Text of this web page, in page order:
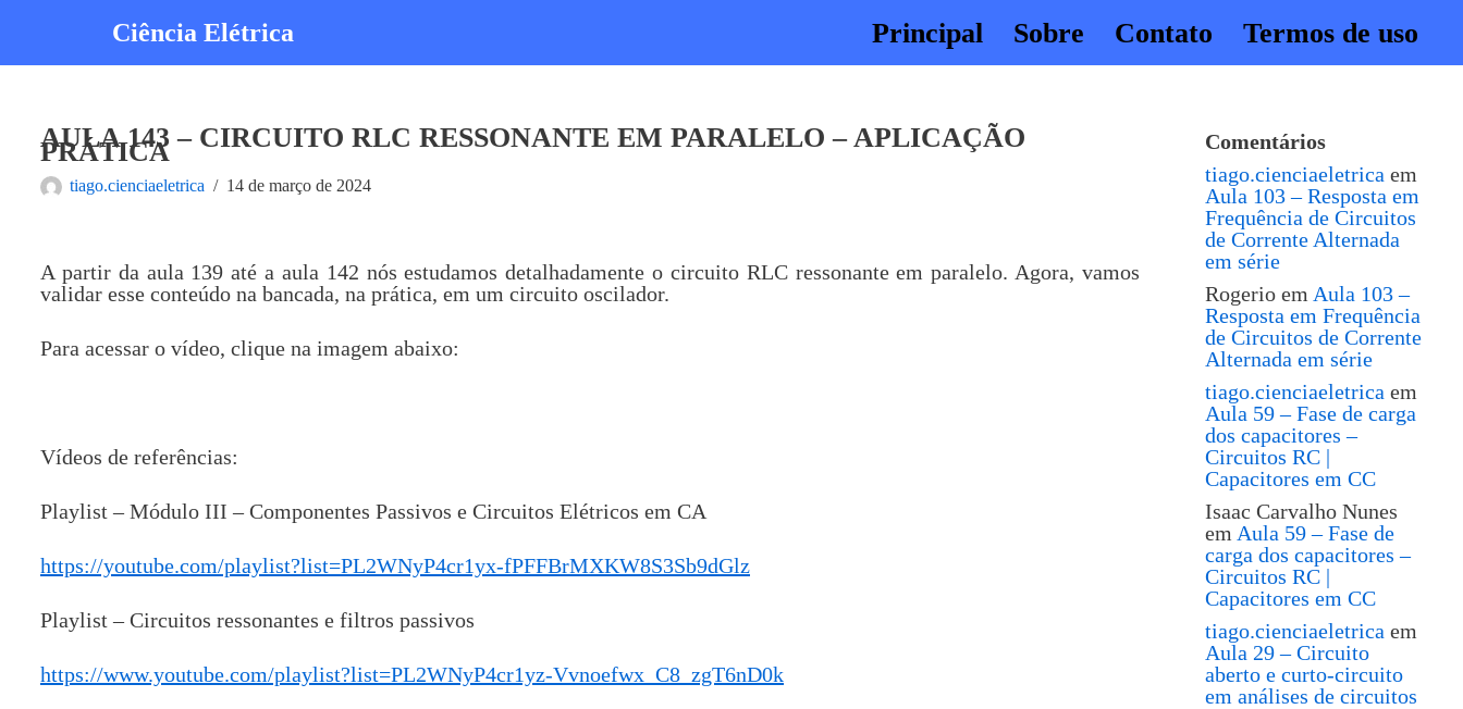
Ciência Elétrica Principal Sobre Contato Termos de uso
AULA 143 – CIRCUITO RLC RESSONANTE EM PARALELO – APLICAÇÃO
PRÁTICA
tiago.cienciaeletrica 14 de março de 2024
A partir da aula 139 até a aula 142 nós estudamos detalhadamente o circuito RLC ressonante em paralelo. Agora, vamos
validar esse conteúdo na bancada, na prática, em um circuito oscilador.
Para acessar o vídeo, clique na imagem abaixo:
Vídeos de referências:
Playlist – Módulo III – Componentes Passivos e Circuitos Elétricos em CA
https://youtube.com/playlist?list=PL2WNyP4cr1yx-fPFFBrMXKW8S3Sb9dGlz
Playlist – Circuitos ressonantes e filtros passivos
https://www.youtube.com/playlist?list=PL2WNyP4cr1yz-Vvnoefwx_C8_zgT6nD0k
Comentários
tiago.cienciaeletrica em
Aula 103 – Resposta em
Frequência de Circuitos
de Corrente Alternada
em série
Rogerio em Aula 103 –
Resposta em Frequência
de Circuitos de Corrente
Alternada em série
tiago.cienciaeletrica em
Aula 59 – Fase de carga
dos capacitores –
Circuitos RC |
Capacitores em CC
Isaac Carvalho Nunes
em Aula 59 – Fase de
carga dos capacitores –
Circuitos RC |
Capacitores em CC
tiago.cienciaeletrica em
Aula 29 – Circuito
aberto e curto-circuito
em análises de circuitos